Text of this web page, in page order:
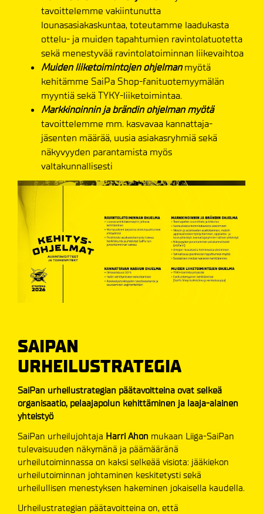
tavoittelemme vakiintunutta
lounasasiakaskuntaa, toteutamme laadukasta
ottelu- ja muiden tapahtumien ravintolatuotetta
sekä menestyvää ravintolatoiminnan liikevaihtoa
Muiden liiketoimintojen ohjelmanmyötä
kehitämme SaiPa Shop-fanituotemyymälän
myyntiä sekä TYKY-liiketoimintaa.
Markkinoinnin ja brändin ohjelman myötä
tavoittelemme mm. kasvavaa kannattaja-
jäsenten määrää, uusia asiakasryhmiä sekä
näkyvyyden parantamista myös
valtakunnallisesti
SAIPAN
URHEILUSTRATEGIA
SaiPan urheilustrategian päätavoitteina ovat selkeä
organisaatio, pelaajapolun kehittäminen ja laaja-alainen
yhteistyö
SaiPan urheilujohtaja Harri Ahon mukaan Liiga-SaiPan
tulevaisuuden näkymänä ja päämääränä
urheilutoiminnassa on kaksi selkeää visiota: jääkiekon
urheilutoiminnan johtaminen keskitetysti sekä
urheilullisen menestyksen hakeminen jokaisella kaudella.
Urheilustrategian päätavoitteina on, että